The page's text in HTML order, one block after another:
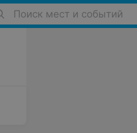
Поиск мест и событий